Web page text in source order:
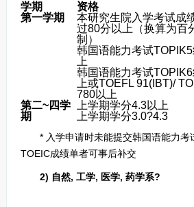
学期 资格
第一学期
本研究生院入学考试成
过80分以上（换算为百
制）
韩国语能力考试TOPIK5
上
韩国语能力考试TOPIK6
上或TOEFL 91(IBT)/
780以上
第二~四学
期
上学期学分4.3以上
上学期学分3.0?4.3
* 入学申请时未能提交韩国语能力考
TOEIC成绩单者可事后补交
2) 自然, 工学, 医学, 药学系?